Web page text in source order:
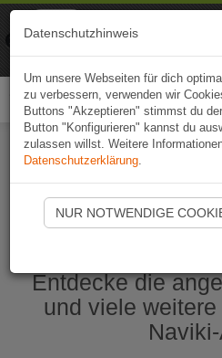
Naviki App
Entdecke die
und viele
Datenschutzhinweis
Um unsere Webseiten für dich
zu verbessern, verwenden wir
Buttons "Akzeptieren" stimmst du
Button "Konfigurieren" kannst du
zulassen willst. Weitere
Datenschutzerklärung.
NUR NOTWENDIGE
Naviki